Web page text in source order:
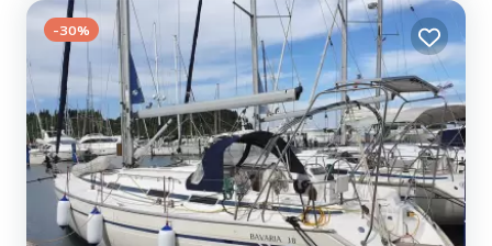
Toiletten mit Dusche. Dieses Boot ist mit einem Durchge...
-30%